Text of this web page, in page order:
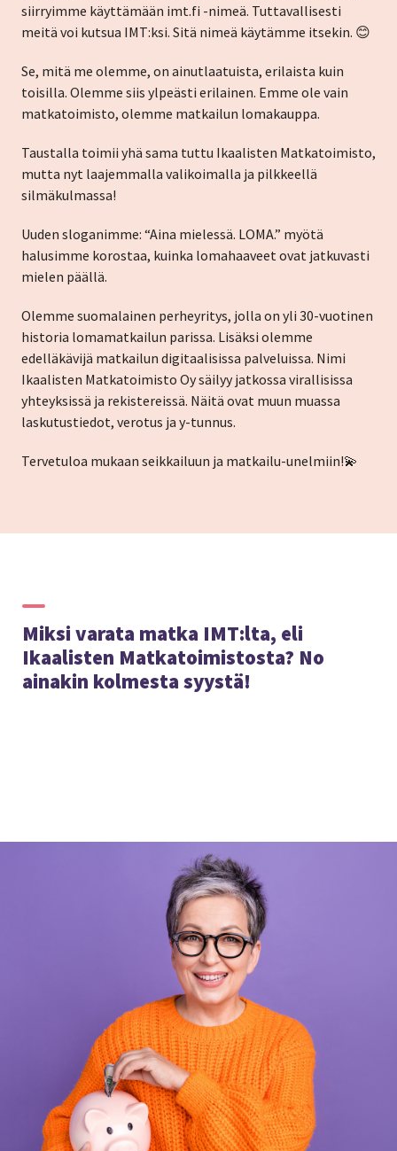
siirryimme käyttämään imt.fi -nimeä. Tuttavallisesti
meitä voi kutsua IMT:ksi. Sitä nimeä käytämme itsekin. 😊
Se, mitä me olemme, on ainutlaatuista, erilaista kuin
toisilla. Olemme siis ylpeästi erilainen. Emme ole vain
matkatoimisto, olemme matkailun lomakauppa.
Taustalla toimii yhä sama tuttu Ikaalisten Matkatoimisto,
mutta nyt laajemmalla valikoimalla ja pilkkeellä
silmäkulmassa!
Uuden sloganimme: “Aina mielessä. LOMA.” myötä
halusimme korostaa, kuinka lomahaaveet ovat jatkuvasti
mielen päällä.
Olemme suomalainen perheyritys, jolla on yli 30-vuotinen
historia lomamatkailun parissa. Lisäksi olemme
edelläkävijä matkailun digitaalisissa palveluissa. Nimi
Ikaalisten Matkatoimisto Oy säilyy jatkossa virallisissa
yhteyksissä ja rekistereissä. Näitä ovat muun muassa
laskutustiedot, verotus ja y-tunnus.
Tervetuloa mukaan seikkailuun ja matkailu-unelmiin!💫
Miksi varata matka IMT:lta, eli
Ikaalisten Matkatoimistosta? No
ainakin kolmesta syystä!